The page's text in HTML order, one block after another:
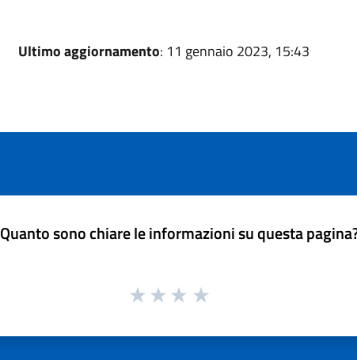
Ultimo aggiornamento: 11 gennaio 2023, 15:43
Quanto sono chiare le informazioni su questa